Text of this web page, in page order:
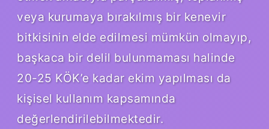
veya kurumaya bırakılmış bir kenevir
bitkisinin elde edilmesi mümkün olmayıp,
başkaca bir delil bulunmaması halinde
20-25 KÖK’e kadar ekim yapılması da
kişisel kullanım kapsamında
değerlendirilebilmektedir.